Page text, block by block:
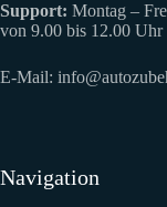
Support: Montag –
von 9.00 bis 12.00 Uhr
E-Mail:
Navigation